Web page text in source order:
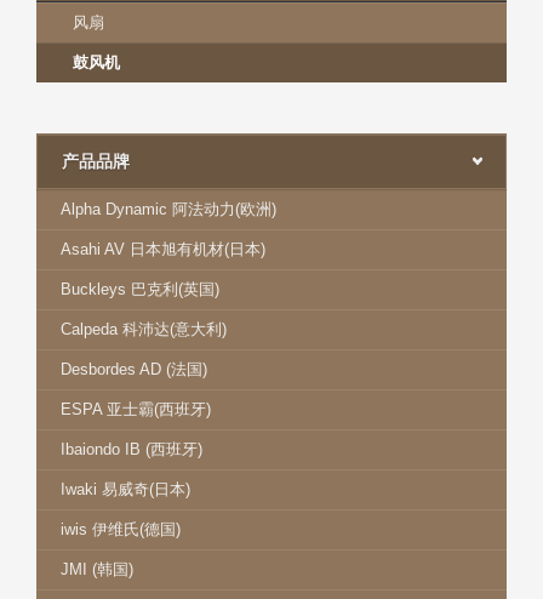
风扇
鼓风机
产品品牌
Alpha Dynamic 阿法动力(欧洲)
Asahi AV 日本旭有机材(日本)
Buckleys 巴克利(英国)
Calpeda 科沛达(意大利)
Desbordes AD (法国)
ESPA 亚士霸(西班牙)
Ibaiondo IB (西班牙)
Iwaki 易威奇(日本)
iwis 伊维氏(德国)
JMI (韩国)